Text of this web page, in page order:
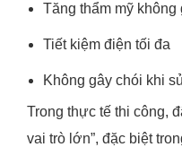
Tăng thẩm mỹ không
Tiết kiệm điện tối đa
Không gây chói khi
Trong thực tế thi công,
vai trò lớn”, đặc biệt